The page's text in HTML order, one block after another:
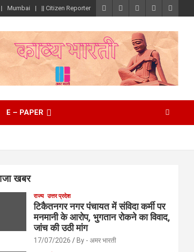
Mumbai || Citizen Reporter
E – PAPER
खबर
राज्य उत्तर प्रदेश
टिकैतनगर नगर पंचायत में संविदा कर्मी पर
मनमानी के आरोप, भुगतान रोकने का विवाद,
जांच की उठी मांग
17/07/2026 By - अमर भारती